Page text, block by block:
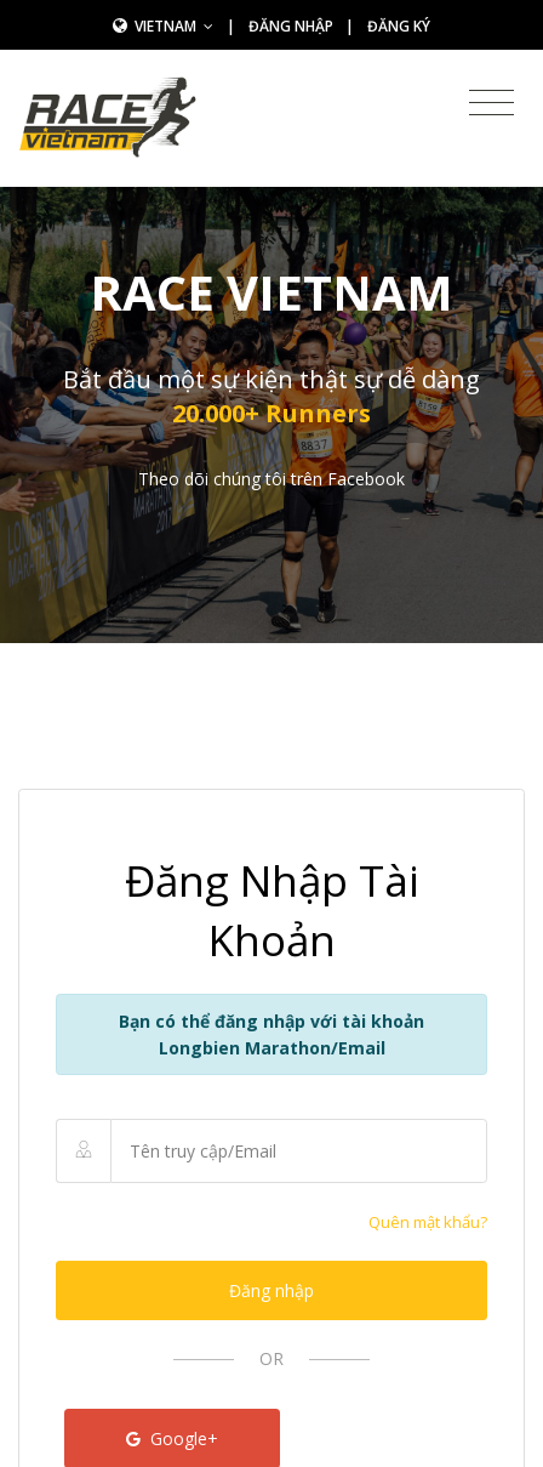
VIETNAM | ĐĂNG NHẬP | ĐĂNG KÝ
RACE VIETNAM
Bắt đầu một sự kiện thật sự dễ dàng
20.000+ Runners
Theo dõi chúng tôi trên Facebook
Đăng Nhập Tài
Khoản
Bạn có thể đăng nhập với tài khoản
Longbien Marathon/Email
Quên mật khẩu?
Đăng nhập
OR
Google+